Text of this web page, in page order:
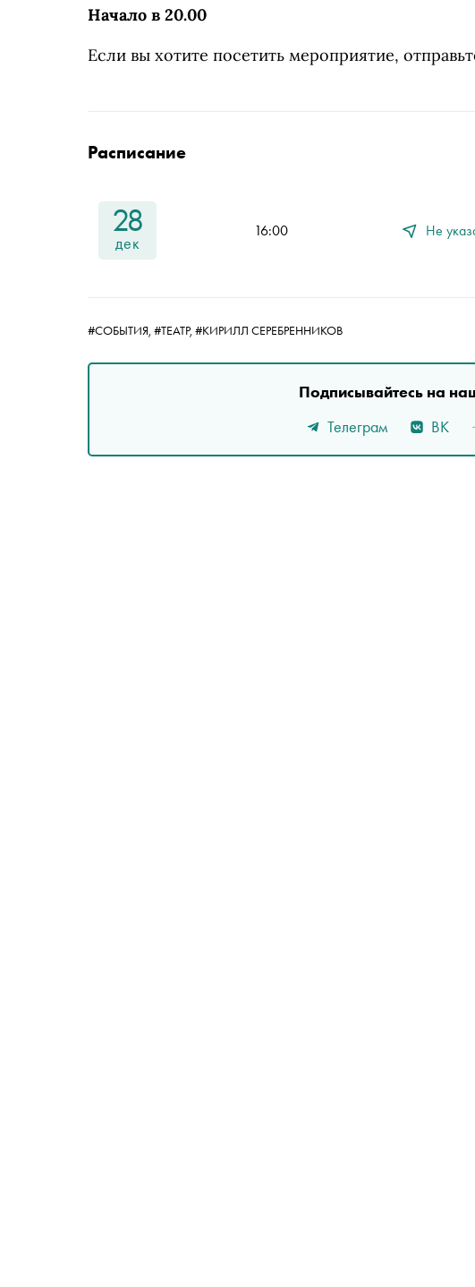
Начало в 20.00
Если вы хотите посетить мероприятие,
Расписание
28
дек
16:00 Не
#СОБЫТИЯ, #ТЕАТР, #КИРИЛЛ СЕРЕБРЕННИКОВ
Подписывайтесь на
Телеграм
ВК